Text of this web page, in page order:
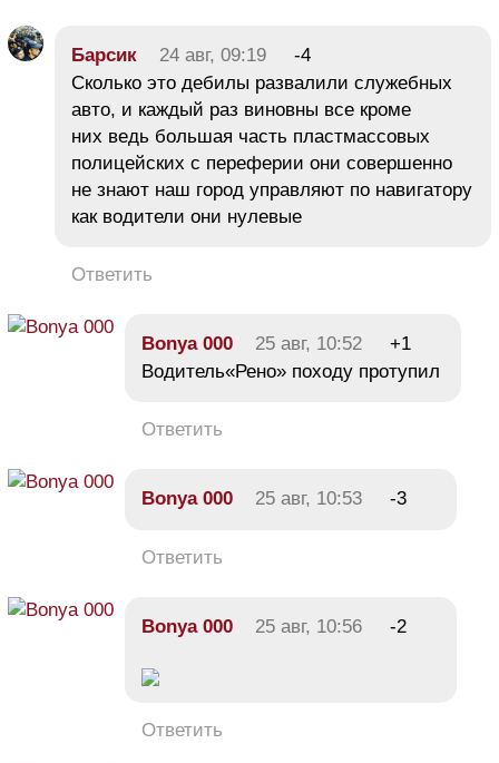
Барсик 24 авг, 09:19
-4
Сколько это дебилы развалили служебных
авто, и каждый раз виновны все кроме
них ведь большая часть пластмассовых
полицейских с переферии они совершенно
не знают наш город управляют по навигатору
как водители они нулевые
Ответить
Bonya 000 25 авг, 10:52
+1
Водитель«Рено» походу протупил
Ответить
Bonya 000 25 авг, 10:53 -3
Ответить
Bonya 000 25 авг, 10:56 -2
Ответить